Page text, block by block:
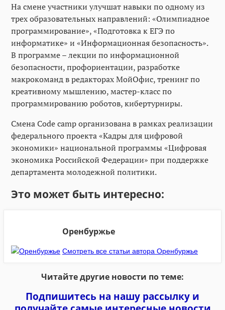
На смене участники улучшат навыки по одному из
трех образовательных направлений: «Олимпиадное
программирование», «Подготовка к ЕГЭ по
информатике» и «Информационная безопасность».
В программе – лекции по информационной
безопасности, профориентации, разработке
макрокоманд в редакторах МойОфис, тренинг по
креативному мышлению, мастер-класс по
программированию роботов, кибертурниры.
Смена Code camp организована в рамках реализации
федерального проекта «Кадры для цифровой
экономики» национальной программы «Цифровая
экономика Российской Федерации» при поддержке
департамента молодежной политики.
Это может быть интересно:
Оренбуржье
Смотреть все статьи автора Оренбуржье
Читайте другие новости по теме:
Подпишитесь на нашу рассылку и